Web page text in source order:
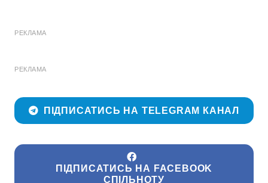
РЕКЛАМА
РЕКЛАМА
ПІДПИСАТИСЬ НА TELEGRAM КАНАЛ
ПІДПИСАТИСЬ НА FACEBOOK
СПІЛЬНОТУ